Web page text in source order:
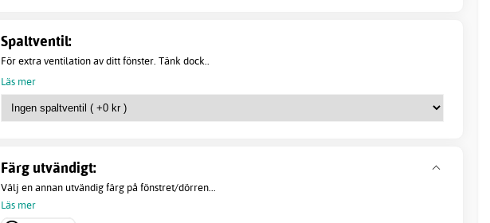
Spaltventil:
För extra ventilation av ditt fönster. Tänk dock..
Läs mer
Färg utvändigt:
Välj en annan utvändig färg på fönstret/dörren...
Läs mer